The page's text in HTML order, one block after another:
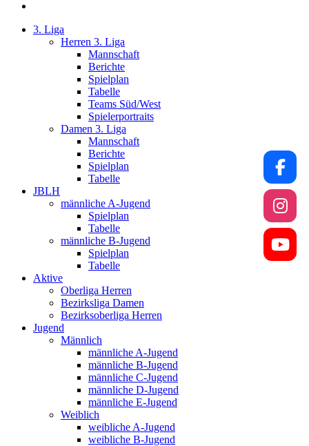
3. Liga
Herren 3. Liga
Mannschaft
Berichte
Spielplan
Tabelle
Teams Süd/West
Spielerportraits
Damen 3. Liga
Mannschaft
Berichte
Spielplan
Tabelle
JBLH
männliche A-Jugend
Spielplan
Tabelle
männliche B-Jugend
Spielplan
Tabelle
Aktive
Oberliga Herren
Bezirksliga Damen
Bezirksoberliga Herren
Jugend
Männlich
männliche A-Jugend
männliche B-Jugend
männliche C-Jugend
männliche D-Jugend
männliche E-Jugend
Weiblich
weibliche A-Jugend
weibliche B-Jugend